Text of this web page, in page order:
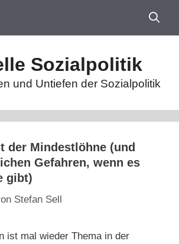
Sozialpolitik
und Untiefen der Sozialpolitik
der Mindestlöhne (und
Gefahren, wenn es
gibt)
Stefan Sell
ist mal wieder Thema in der